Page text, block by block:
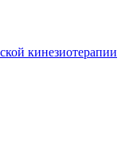
кинезиотерапии